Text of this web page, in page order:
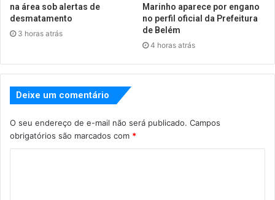
na área sob alertas de
desmatamento
3 horas atrás
Marinho aparece por engano
no perfil oficial da Prefeitura
de Belém
4 horas atrás
Deixe um comentário
O seu endereço de e-mail não será publicado. Campos
obrigatórios são marcados com *